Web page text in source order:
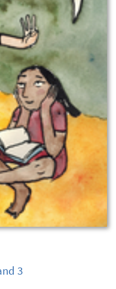
3